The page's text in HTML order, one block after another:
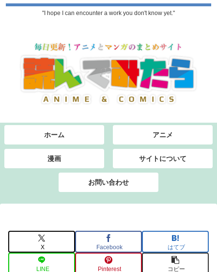
"I hope I can encounter a work you don't know yet."
ホーム アニメ
漫画 サイトについて
お問い合わせ
X Facebook はてブ
LINE Pinterest コピー